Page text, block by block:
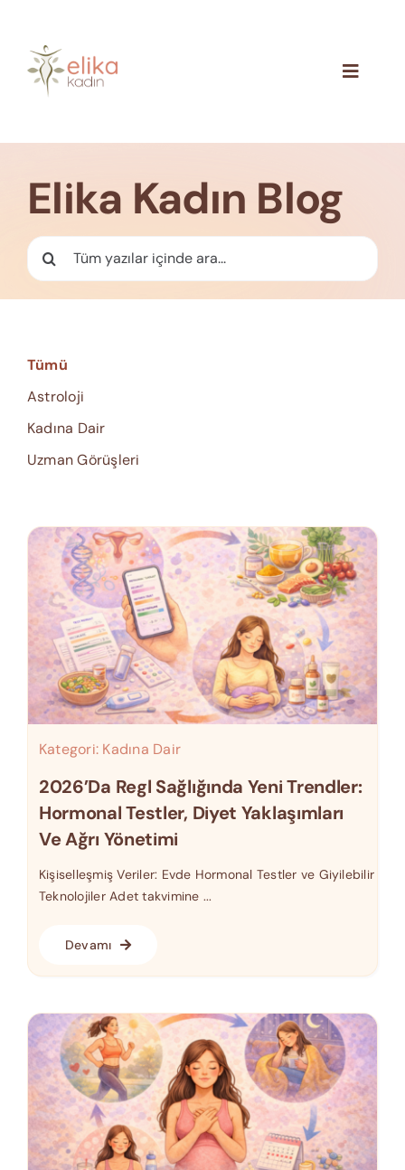
content
Toggle
İletişim
Elika Kadın Blog
Ara:
Tümü
Astroloji
Kadına Dair
Uzman Görüşleri
Kategori: Kadına Dair
2026’da Regl Sağlığında Yeni Trendler:
Hormonal Testler, Diyet Yaklaşımları
Ve Ağrı Yönetimi
Kişiselleşmiş Veriler: Evde Hormonal Testler ve Giyilebilir
Teknolojiler Adet takvimine ...
Devamı